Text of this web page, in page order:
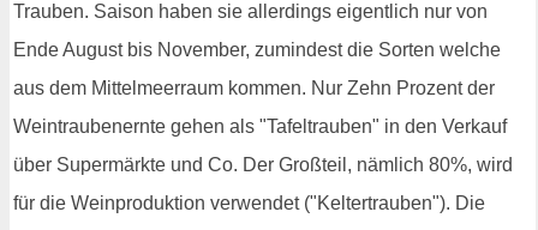
Trauben. Saison haben sie allerdings eigentlich nur von
Ende August bis November, zumindest die Sorten welche
aus dem Mittelmeerraum kommen. Nur Zehn Prozent der
Weintraubenernte gehen als "Tafeltrauben" in den Verkauf
über Supermärkte und Co. Der Großteil, nämlich 80%, wird
für die Weinproduktion verwendet ("Keltertrauben"). Die